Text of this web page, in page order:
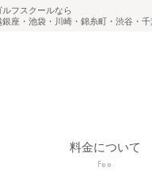
フスクールなら
・池袋・川崎・錦糸町・渋谷
料金について
Fee